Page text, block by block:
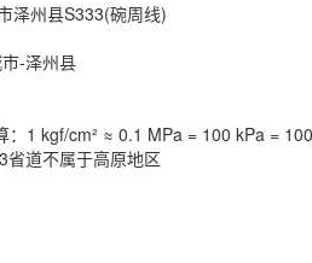
泽州县S333(碗周线)
-泽州县
：1 kgf/cm² ≈ 0.1 MPa = 100 kPa =
省道不属于高原地区